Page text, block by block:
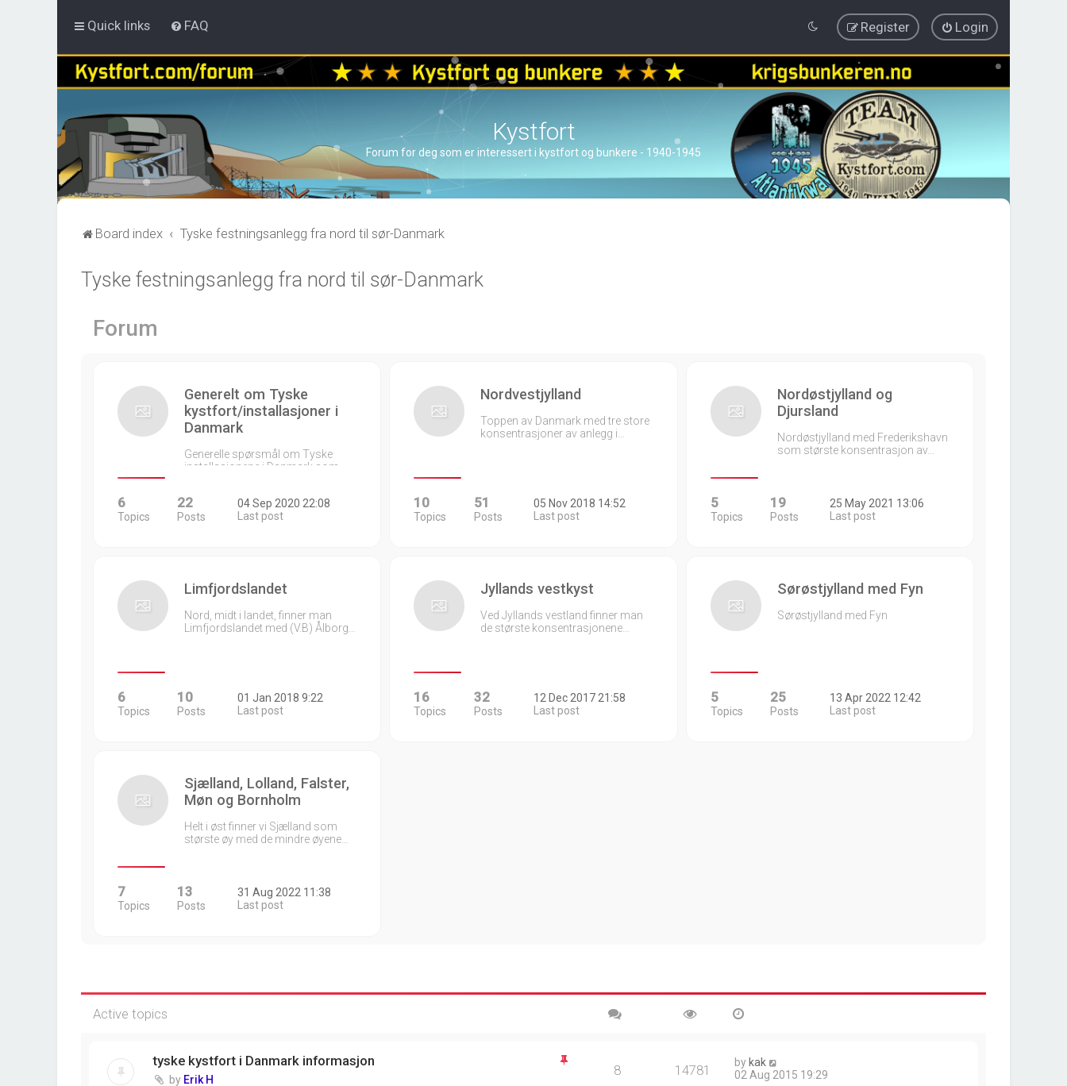
Quick links FAQ Login
Register
Kystfort
Forum for deg som er interessert i kystfort og bunkere - 1940-1945
Board index Tyske festningsanlegg fra nord til sør-Danmark
Tyske festningsanlegg fra nord til sør-Danmark
Forum
Generelt om Tyske
kystfort/installasjoner i
Danmark
Generelle spørsmål om Tyske
installasjonene i Danmark som…
6
Topics
22
Posts
04 Sep 2020 22:08
Last post
Nordvestjylland
Toppen av Danmark med tre store
konsentrasjoner av anlegg i…
10
Topics
51
Posts
05 Nov 2018 14:52
Last post
Nordøstjylland og
Djursland
Nordøstjylland med Frederikshavn
som største konsentrasjon av…
5
Topics
19
Posts
25 May 2021 13:06
Last post
Limfjordslandet
Nord, midt i landet, finner man
Limfjordslandet med (V.B) Ålborg…
6
Topics
10
Posts
01 Jan 2018 9:22
Last post
Jyllands vestkyst
Ved Jyllands vestland finner man
de største konsentrasjonene…
16
Topics
32
Posts
12 Dec 2017 21:58
Last post
Sørøstjylland med Fyn
Sørøstjylland med Fyn
5
Topics
25
Posts
13 Apr 2022 12:42
Last post
Sjælland, Lolland, Falster,
Møn og Bornholm
Helt i øst finner vi Sjælland som
største øy med de mindre øyene…
7
Topics
13
Posts
31 Aug 2022 11:38
Last post
Active topics
tyske kystfort i Danmark informasjon
by Erik H
8 14781 by kak
02 Aug 2015 19:29